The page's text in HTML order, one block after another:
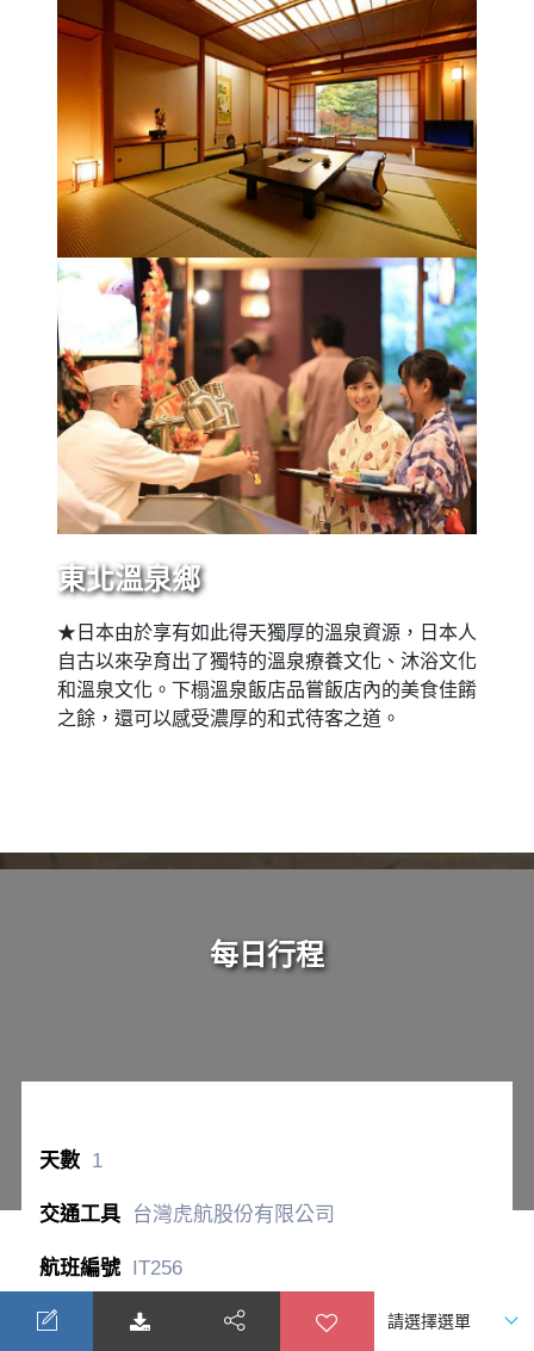
東北溫泉鄉
★日本由於享有如此得天獨厚的溫泉資源，日本人
自古以來孕育出了獨特的溫泉療養文化、沐浴文化
和溫泉文化。下榻溫泉飯店品嘗飯店內的美食佳餚
之餘，還可以感受濃厚的和式待客之道。
每日行程
1
台灣虎航股份有限公司
IT256
桃園國際機場